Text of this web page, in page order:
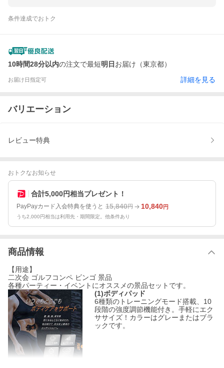
条件達成でおトク
10時間28分以内の注文で最短明日 お届け（東京都）
お届け日指定可 詳細を見る
バリエーション
レビュー特典
おトクなお知らせ
合計5,000円相当プレゼント！
PayPayカード入会特典を使うと 15,840円 10,840円
うち2,000円相当は利用先・期間限定。他条件あり
商品情報
【用途】
二次会 ゴルフコンペ ビンゴ 景品
各種パーティー・イベントにオススメの景品セットです。
(1)ボディパッド
6種類のトレーニングモード搭載、10
段階の強度調節機能付き。手軽にエク
ササイズ！カラーはグレーまたはブラ
ックです。